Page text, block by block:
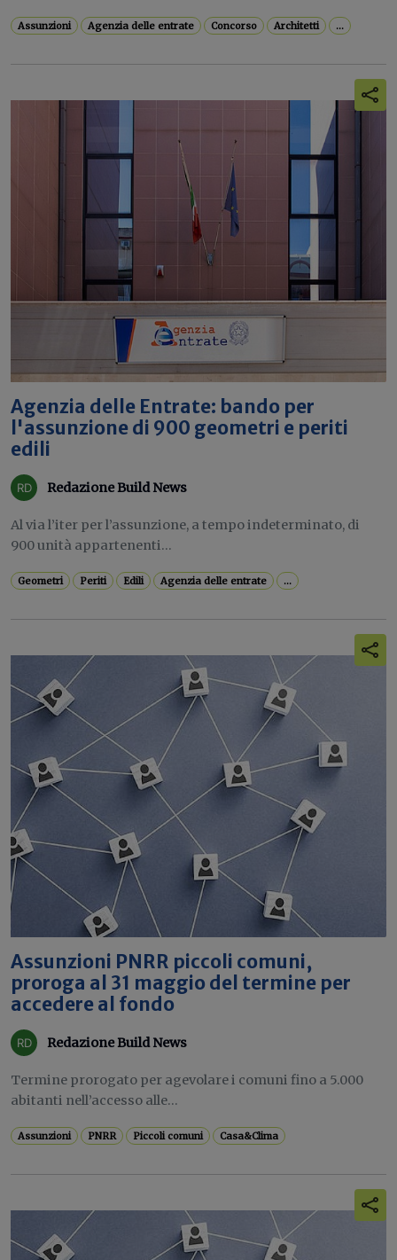
Assunzioni Agenzia delle entrate Concorso Architetti ...
Agenzia delle Entrate: bando per
l'assunzione di 900 geometri e periti
edili
Redazione Build News
Al via l’iter per l’assunzione, a tempo indeterminato, di
900 unità appartenenti...
Geometri Periti Edili Agenzia delle entrate ...
Assunzioni PNRR piccoli comuni,
proroga al 31 maggio del termine per
accedere al fondo
Redazione Build News
Termine prorogato per agevolare i comuni fino a 5.000
abitanti nell’accesso alle...
Assunzioni PNRR Piccoli comuni Casa&Clima